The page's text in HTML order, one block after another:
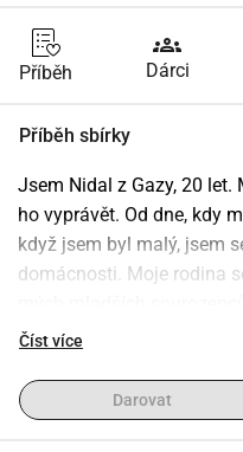
Příběh
groups
Dárci
Příběh sbírky
Jsem Nidal z Gazy, 20 let.
ho vyprávět. Od dne, kdy
když jsem byl malý, jsem
domácnosti. Moje rodina
potřebujeme. Vyrůstal
Bombardování pokračuje,
pocit, že není naděje.
Číst více
Darovat